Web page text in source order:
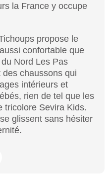
la France y occupe
propose le
confortable que
Nord Les Pas
chaussons qui
intérieurs et
rien de tel que les
tricolore Sevira Kids.
glissent sans hésiter